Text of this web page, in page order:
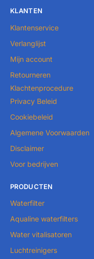
KLANTEN
Klantenservice
Verlanglijst
Mijn account
Retourneren
Klachtenprocedure
Privacy Beleid
Cookiebeleid
Algemene Voorwaarden
Disclaimer
Voor bedrijven
PRODUCTEN
Waterfilter
Aqualine waterfilters
Water vitalisatoren
Luchtreinigers